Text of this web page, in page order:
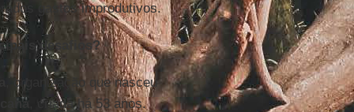
gastos improdutivos.
desafios?
, organização que nasceu
, criada há 53 anos.